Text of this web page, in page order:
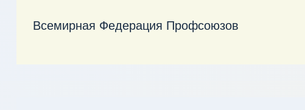
Всемирная Федерация Профсоюзов